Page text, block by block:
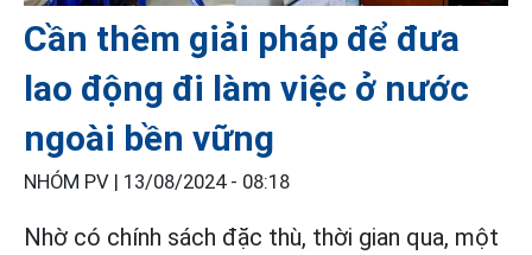
Cần thêm giải pháp để đưa
lao động đi làm việc ở nước
ngoài bền vững
NHÓM PV | 13/08/2024 - 08:18
Nhờ có chính sách đặc thù, thời gian qua, một